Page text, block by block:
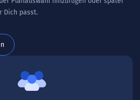
Dich passt.